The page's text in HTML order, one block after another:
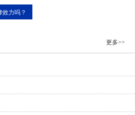
力吗？
更多>>